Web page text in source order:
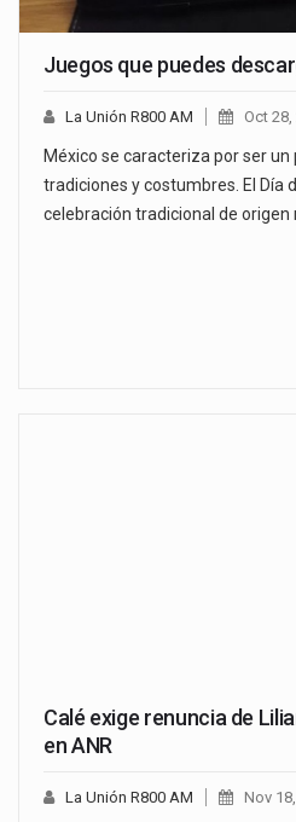
Juegos que puedes
La Unión R800 AM Oct
México se caracteriza por ser un
tradiciones y costumbres. El Día
celebración tradicional de
Calé exige renuncia de
en ANR
La Unión R800 AM Nov